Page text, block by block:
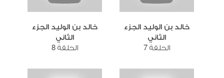
خالد بن الوليد الجزء
الثاني
الحلقة 7
خالد بن الوليد الجزء
الثاني
الحلقة 8